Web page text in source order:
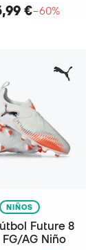
€−60%
NIÑOS
Future 8
AG Niño